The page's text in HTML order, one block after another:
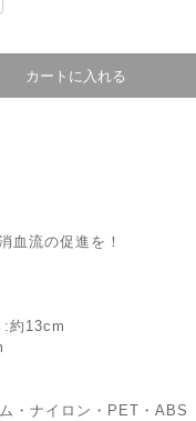
血流の促進を！
約13cm
・ナイロン・PET・ABS